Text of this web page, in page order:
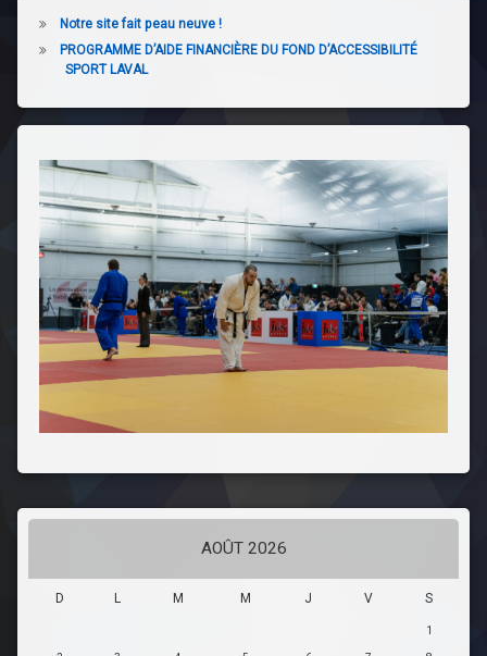
Notre site fait peau neuve !
PROGRAMME D’AIDE FINANCIÈRE DU FOND D’ACCESSIBILITÉ
SPORT LAVAL
AOÛT 2026
D L M M J V S
1